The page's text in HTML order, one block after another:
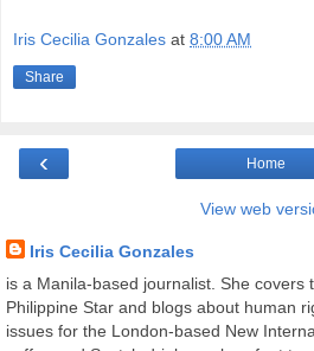
Iris Cecilia Gonzales at 8:00 AM
Share
‹ Home
View web
Iris Cecilia Gonzales
is a Manila-based journalist. She covers
Philippine Star and blogs about human
issues for the London-based New